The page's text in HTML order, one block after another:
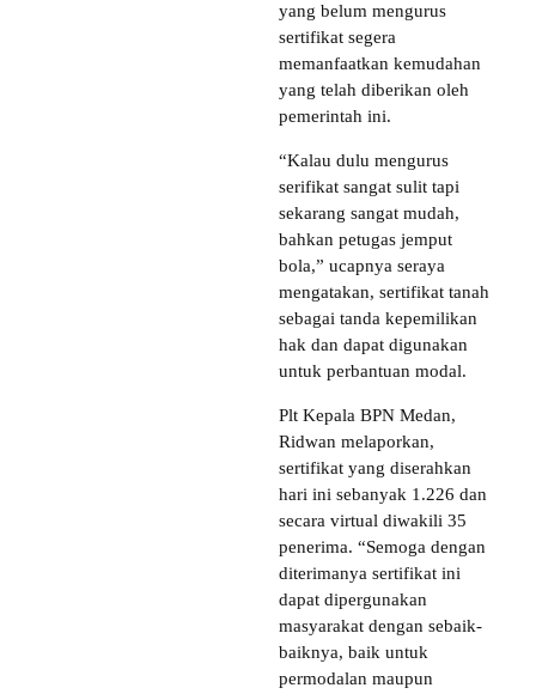
yang belum mengurus
sertifikat segera
memanfaatkan kemudahan
yang telah diberikan oleh
pemerintah ini.
“Kalau dulu mengurus
serifikat sangat sulit tapi
sekarang sangat mudah,
bahkan petugas jemput
bola,” ucapnya seraya
mengatakan, sertifikat tanah
sebagai tanda kepemilikan
hak dan dapat digunakan
untuk perbantuan modal.
Plt Kepala BPN Medan,
Ridwan melaporkan,
sertifikat yang diserahkan
hari ini sebanyak 1.226 dan
secara virtual diwakili 35
penerima. “Semoga dengan
diterimanya sertifikat ini
dapat dipergunakan
masyarakat dengan sebaik-
baiknya, baik untuk
permodalan maupun